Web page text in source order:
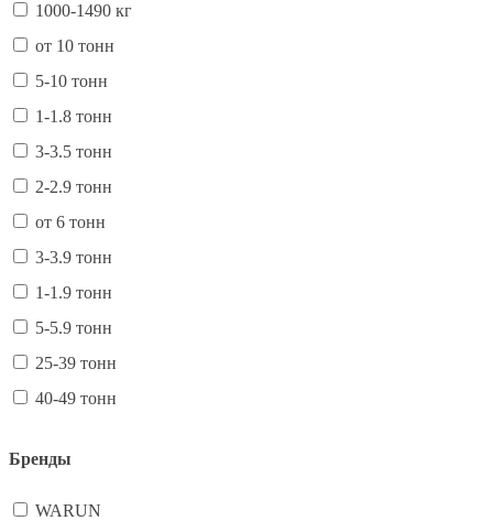
1000-1490 кг
от 10 тонн
5-10 тонн
1-1.8 тонн
3-3.5 тонн
2-2.9 тонн
от 6 тонн
3-3.9 тонн
1-1.9 тонн
5-5.9 тонн
25-39 тонн
40-49 тонн
Бренды
WARUN